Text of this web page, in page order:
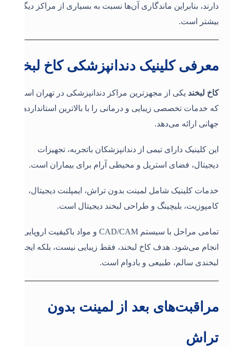
دارند، بنابراین ماندگاری آن‌ها نسبت به بسیاری از مراکز دیگر
بیشتر است.
معرفی کلینیک دندانپزشکی کاخ لبخند
کاخ لبخند یکی از مجهزترین مراکز دندانپزشکی در تهران است
که خدمات تخصصی زیبایی و درمانی را با بالاترین استانداردهای
جهانی ارائه می‌دهد.
این کلینیک دارای تیمی از دندانپزشکان باتجربه، تجهیزات
دیجیتال، فضای استریل و محیطی آرام برای بیماران است.
خدمات کلینیک شامل لمینت بدون تراش، ایمپلنت دیجیتال،
کامپوزیت، بلیچینگ و طراحی لبخند دیجیتال است.
تمامی مراحل با سیستم CAD/CAM
و مواد باکیفیت اروپایی
انجام می‌شود. هدف کاخ لبخند، فقط زیبایی نیست، بلکه ایجاد
لبخندی سالم، طبیعی و بادوام است.
مراقبت‌های بعد از لمینت بدون
تراش